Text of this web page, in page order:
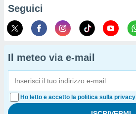
Seguici
Il meteo via e-mail
Ho letto e accetto la politica sulla privacy